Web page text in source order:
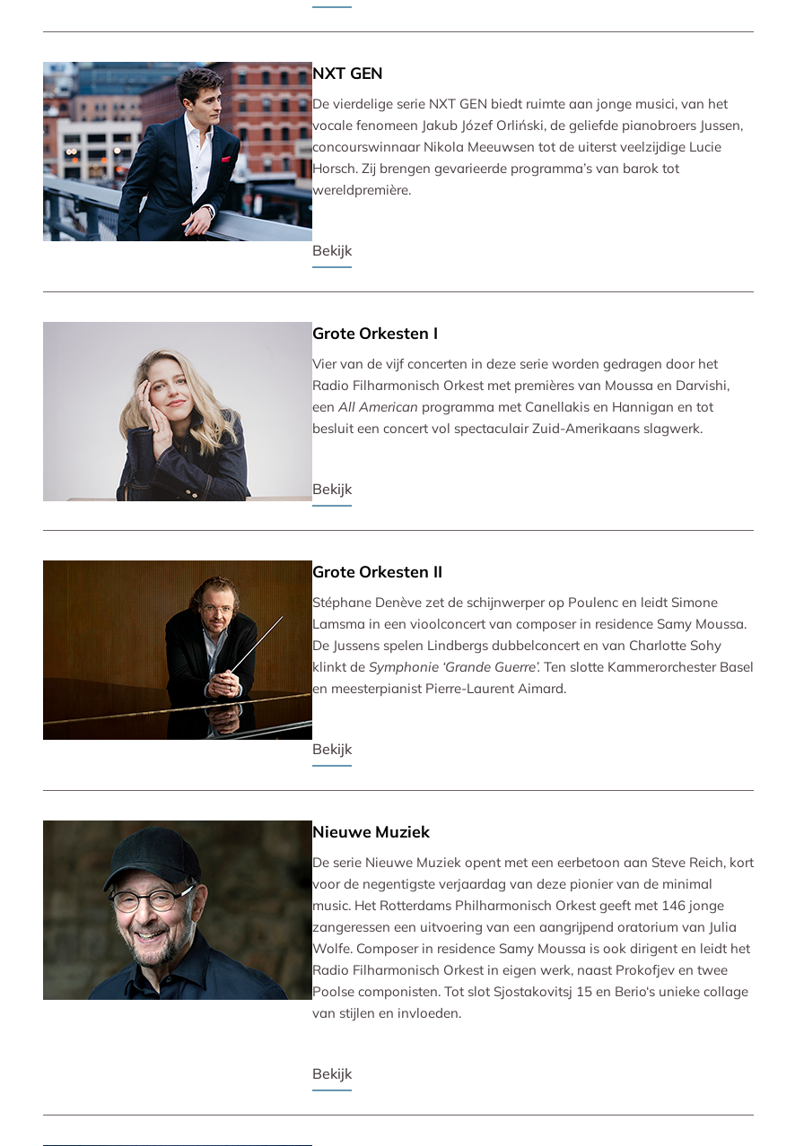
NXT GEN
De vierdelige serie NXT GEN biedt ruimte aan jonge musici, van het
vocale fenomeen Jakub Józef Orliński, de geliefde pianobroers Jussen,
concourswinnaar Nikola Meeuwsen tot de uiterst veelzijdige Lucie
Horsch. Zij brengen gevarieerde programma’s van barok tot
wereldpremière.
Bekijk
Grote Orkesten I
Vier van de vijf concerten in deze serie worden gedragen door het
Radio Filharmonisch Orkest met premières van Moussa en Darvishi,
een All American programma met Canellakis en Hannigan en tot
besluit een concert vol spectaculair Zuid-Amerikaans slagwerk.
Bekijk
Grote Orkesten II
Stéphane Denève zet de schijnwerper op Poulenc en leidt Simone
Lamsma in een vioolconcert van composer in residence Samy Moussa.
De Jussens spelen Lindbergs dubbelconcert en van Charlotte Sohy
klinkt de Symphonie ‘Grande Guerre’. Ten slotte Kammerorchester Basel
en meesterpianist Pierre-Laurent Aimard.
Bekijk
Nieuwe Muziek
De serie Nieuwe Muziek opent met een eerbetoon aan Steve Reich, kort
voor de negentigste verjaardag van deze pionier van de minimal
music. Het Rotterdams Philharmonisch Orkest geeft met 146 jonge
zangeressen een uitvoering van een aangrijpend oratorium van Julia
Wolfe. Composer in residence Samy Moussa is ook dirigent en leidt het
Radio Filharmonisch Orkest in eigen werk, naast Prokofjev en twee
Poolse componisten. Tot slot Sjostakovitsj 15 en Berio‘s unieke collage
van stijlen en invloeden.
Bekijk